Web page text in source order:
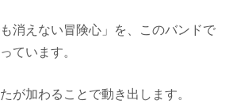
消えない冒険心」を、このバンドで
ています。
が加わることで動き出します。